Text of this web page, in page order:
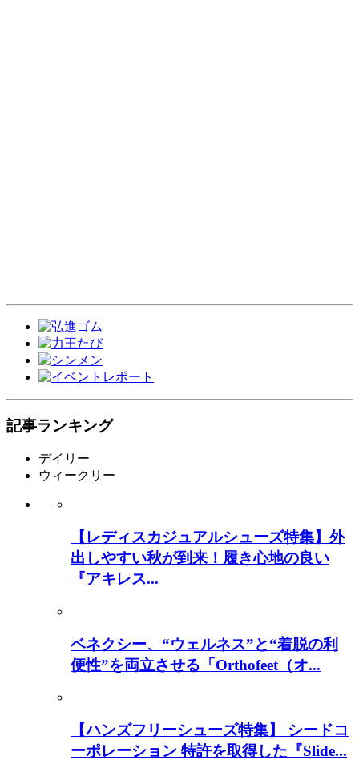
記事ランキング
デイリー
ウィークリー
【レディスカジュアルシューズ特集】外
出しやすい秋が到来！履き心地の良い
『アキレス...
ベネクシー、“ウェルネス”と“着脱の利
便性”を両立させる「Orthofeet（オ...
【ハンズフリーシューズ特集】 シードコ
ーポレーション 特許を取得した『Slide...